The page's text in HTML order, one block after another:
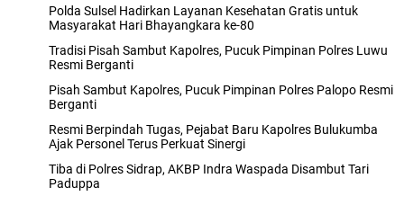
Polda Sulsel Hadirkan Layanan Kesehatan Gratis untuk
Masyarakat Hari Bhayangkara ke-80
Tradisi Pisah Sambut Kapolres, Pucuk Pimpinan Polres Luwu
Resmi Berganti
Pisah Sambut Kapolres, Pucuk Pimpinan Polres Palopo Resmi
Berganti
Resmi Berpindah Tugas, Pejabat Baru Kapolres Bulukumba
Ajak Personel Terus Perkuat Sinergi
Tiba di Polres Sidrap, AKBP Indra Waspada Disambut Tari
Paduppa